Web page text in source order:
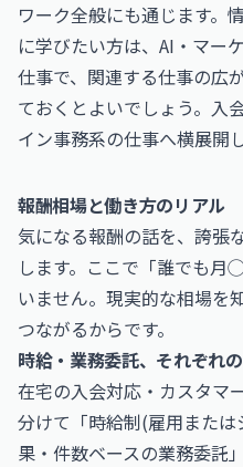
ワーク全般にも通じます。
に学びたい方は、 AI・マー
仕事で、関連する仕事の広
ておくとよいでしょう。入
イン事務系の仕事へ横展開
報酬相場と働き方のリアル
気になる報酬の話を、誇張
します。ここで「誰でも
いません。現実的な相場を
つながるからです。
時給・業務委託、それぞれ
在宅の入会対応・カスタマ
分けて「時給制(雇用また
果・件数ベースの業務委託